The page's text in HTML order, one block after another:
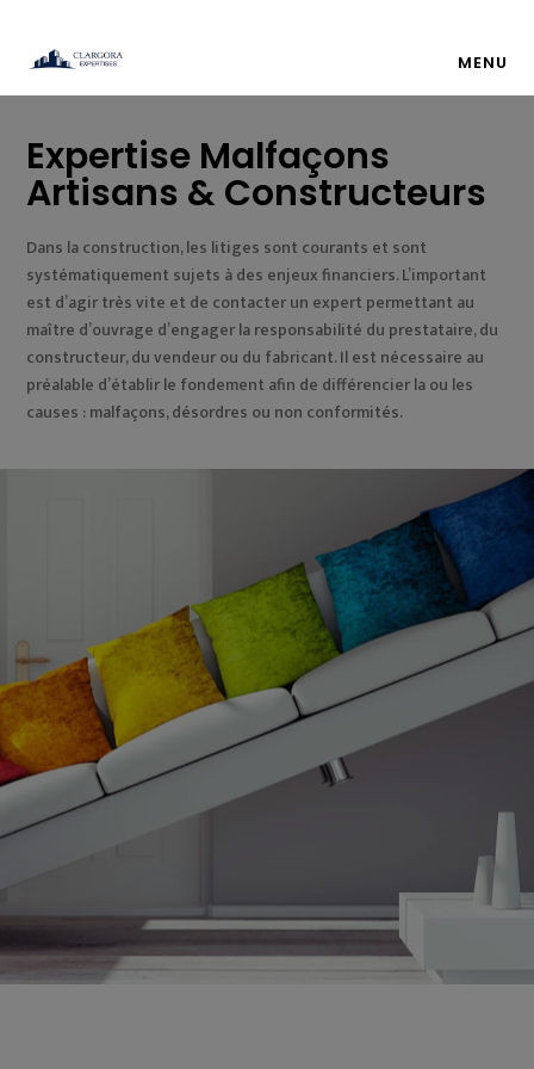
MENU
Expertise Malfaçons
Artisans & Constructeurs
Dans la construction, les litiges sont courants et sont
systématiquement sujets à des enjeux financiers. L’important
est d’agir très vite et de contacter un expert permettant au
maître d’ouvrage d’engager la responsabilité du prestataire, du
constructeur, du vendeur ou du fabricant. Il est nécessaire au
préalable d’établir le fondement afin de différencier la ou les
causes : malfaçons, désordres ou non conformités.